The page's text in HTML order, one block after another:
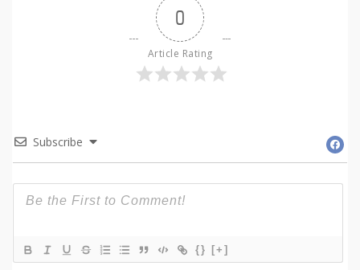
0
Article Rating
Subscribe
{} [+]